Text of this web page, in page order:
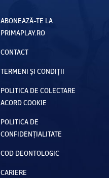
ABONEAZĂ-TE LA
PRIMAPLAY.RO
CONTACT
TERMENI ȘI CONDIȚII
POLITICA DE COLECTARE
ACORD COOKIE
POLITICA DE
CONFIDENȚIALITATE
COD DEONTOLOGIC
CARIERE